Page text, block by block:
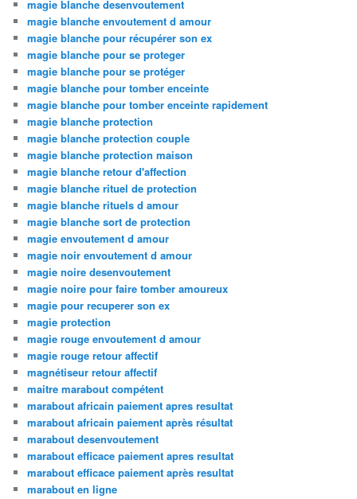
magie blanche desenvoutement
magie blanche envoutement d amour
magie blanche pour récupérer son ex
magie blanche pour se proteger
magie blanche pour se protéger
magie blanche pour tomber enceinte
magie blanche pour tomber enceinte rapidement
magie blanche protection
magie blanche protection couple
magie blanche protection maison
magie blanche retour d'affection
magie blanche rituel de protection
magie blanche rituels d amour
magie blanche sort de protection
magie envoutement d amour
magie noir envoutement d amour
magie noire desenvoutement
magie noire pour faire tomber amoureux
magie pour recuperer son ex
magie protection
magie rouge envoutement d amour
magie rouge retour affectif
magnétiseur retour affectif
maitre marabout compétent
marabout africain paiement apres resultat
marabout africain paiement après résultat
marabout desenvoutement
marabout efficace paiement apres resultat
marabout efficace paiement après resultat
marabout en ligne